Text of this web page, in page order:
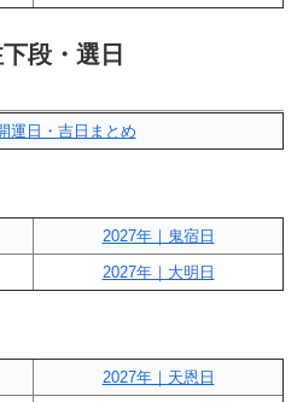
段・選日
運日・吉日まとめ
2027年｜鬼宿日
2027年｜大明日
2027年｜天恩日